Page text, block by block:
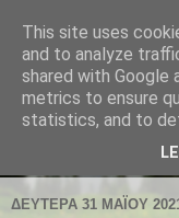
ΔΕΥΤΈΡΑ 31 ΜΑΪ́ΟΥ
This site uses
and to analyze
shared with Google
metrics to ensure
statistics, and to